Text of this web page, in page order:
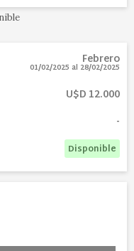
Febrero
01/02/2025 al 28/02/2025
U$D 12.000
-
Disponible